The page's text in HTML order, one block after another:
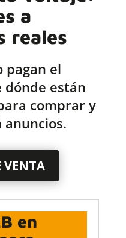
a
reales
pagan el
dónde están
comprar y
anuncios.
VENTA
en